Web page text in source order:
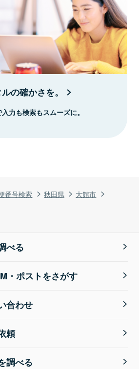
番号検索 秋田県
大館市
の確かさを。
力も検索もスムーズに。
べる
・ポストをさがす
合わせ
頼
調べる